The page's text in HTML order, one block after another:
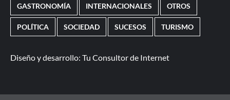
GASTRONOMÍA INTERNACIONALES OTROS
POLÍTICA SOCIEDAD SUCESOS TURISMO
Diseño y desarrollo: Tu Consultor de Internet